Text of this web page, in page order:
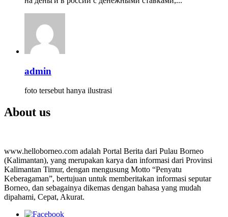
admin
foto tersebut hanya ilustrasi
About us
www.helloborneo.com adalah Portal Berita dari Pulau Borneo
(Kalimantan), yang merupakan karya dan informasi dari Provinsi
Kalimantan Timur, dengan mengusung Motto “Penyatu
Keberagaman”, bertujuan untuk memberitakan informasi seputar
Borneo, dan sebagainya dikemas dengan bahasa yang mudah
dipahami, Cepat, Akurat.